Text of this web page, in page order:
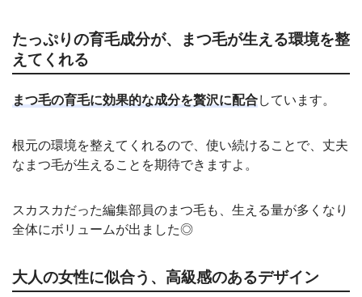
たっぷりの育毛成分が、まつ毛が生える環境を整
えてくれる
まつ毛の育毛に効果的な成分を贅沢に配合しています。
根元の環境を整えてくれるので、使い続けることで、丈夫
なまつ毛が生えることを期待できますよ。
スカスカだった編集部員のまつ毛も、生える量が多くなり
全体にボリュームが出ました◎
大人の女性に似合う、高級感のあるデザイン